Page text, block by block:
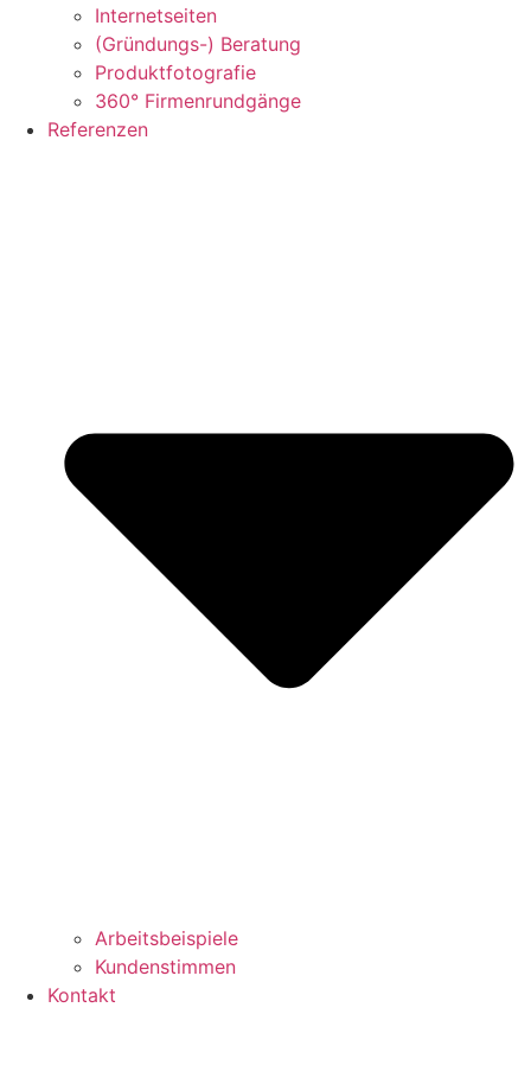
Internetseiten
(Gründungs-) Beratung
Produktfotografie
360° Firmenrundgänge
Referenzen
Arbeitsbeispiele
Kundenstimmen
Kontakt